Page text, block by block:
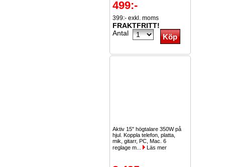
499:-
399:- exkl. moms
FRAKTFRITT!
Antal
Aktiv 15" högtalare 350W på
hjul. Koppla telefon, platta,
mik, gitarr, PC, Mac. 6
reglage m...
Läs mer